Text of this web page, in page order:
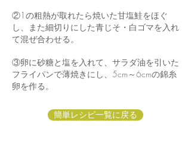
②1の粗熱が取れたら焼いた甘塩鮭をほぐ
し、また細切りにした青じそ・白ゴマを入れ
て混ぜ合わせる。
③卵に砂糖と塩を入れて、サラダ油を引いた
フライパンで薄焼きにし、5cm～6cmの錦糸
卵を作る。
簡単レシピ一覧に戻る